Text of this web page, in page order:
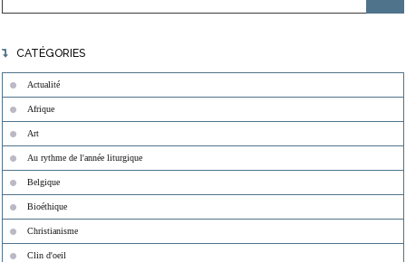
CATÉGORIES
Actualité
Afrique
Art
Au rythme de l'année liturgique
Belgique
Bioéthique
Christianisme
Clin d'oeil